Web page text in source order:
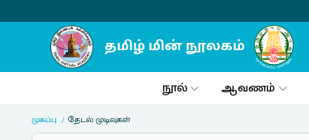
நூல் ஆவணம்
முகப்பு தேடல் முடிவுகள்